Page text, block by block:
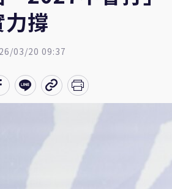
撐
03/20 09:37